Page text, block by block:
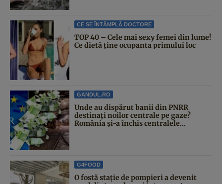
CE SE ÎNTÂMPLĂ DOCTORE
TOP 40 – Cele mai sexy femei din lume!
Ce dietă ține ocupanta primului loc
GANDUL.RO
Unde au dispărut banii din PNRR
destinați noilor centrale pe gaze?
România și-a închis centralele...
G4FOOD
O fostă stație de pompieri a devenit